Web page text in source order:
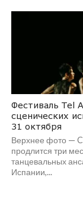
Фестиваль Tel
сценических
31 октября
Верхнее фото —
продлится три
танцевальных
Испании,...